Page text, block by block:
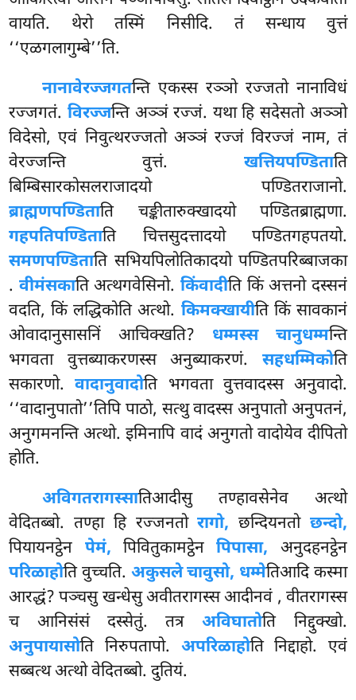
वायति. थेरो तस्मिं निसीदि. तं सन्धाय वुत्तं
‘‘एळगलागुम्बे’’ति.
नानावेरज्जगतन्ति एकस्स रञ्ञो रज्जतो नानाविधं
रज्जगतं. विरज्जन्ति अञ्ञं रज्जं. यथा हि सदेसतो अञ्ञो
विदेसो, एवं निवुत्थरज्जतो अञ्ञंरज्जं विरज्जं नाम, तं
वेरज्जन्ति वुत्तं. खत्तियपण्डिताति
बिम्बिसारकोसलराजादयो पण्डितराजानो.
ब्राह्मणपण्डिताति चङ्कीतारुक्खादयो पण्डितब्राह्मणा.
गहपतिपण्डिताति चित्तसुदत्तादयो पण्डितगहपतयो.
समणपण्डिताति सभियपिलोतिकादयो पण्डितपरिब्बाजका
. वीमंसकाति अत्थगवेसिनो.किंवादीति किं अत्तनो दस्सनं
वदति, किं लद्धिकोति अत्थो. किमक्खायीति किं सावकानं
ओवादानुसासनिं आचिक्खति? धम्मस्स चानुधम्मन्ति
भगवता वुत्तब्याकरणस्स अनुब्याकरणं. सहधम्मिकोति
सकारणो.वादानुवादोति भगवता वुत्तवादस्स अनुवादो.
‘‘वादानुपातो’’तिपि पाठो, सत्थु वादस्स अनुपातो अनुपतनं,
अनुगमनन्ति अत्थो. इमिनापि वादं अनुगतो वादोयेव दीपितो
होति.
अविगतरागस्सातिआदीसु तण्हावसेनेव अत्थो
वेदितब्बो. तण्हा हि रज्जनतोरागो, छन्दियनतो छन्दो,
पियायनट्ठेन पेमं, पिवितुकामट्ठेनपिपासा, अनुदहनट्ठेन
परिळाहोति वुच्चति. अकुसले चावुसो, धम्मेतिआदि कस्मा
आरद्धं? पञ्चसु खन्धेसु अवीतरागस्स आदीनवं , वीतरागस्स
च आनिसंसं दस्सेतुं. तत्रअविघातोति निद्दुक्खो.
अनुपायासोति निरुपतापो. अपरिळाहोति निद्दाहो. एवं
सब्बत्थ अत्थो वेदितब्बो. दुतियं.